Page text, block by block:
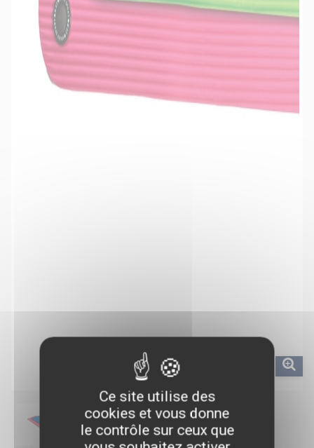
Ce site utilise des
cookies et vous donne
le contrôle sur ceux que